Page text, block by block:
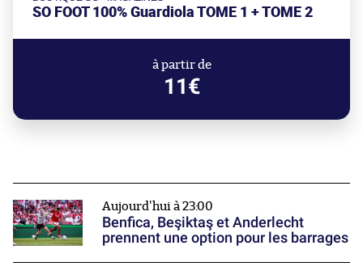
SO FOOT 100% Guardiola TOME 1 + TOME 2
à partir de
11€
Aujourd'hui à 23:00
Benfica, Beşiktaş et Anderlecht
prennent une option pour les barrages